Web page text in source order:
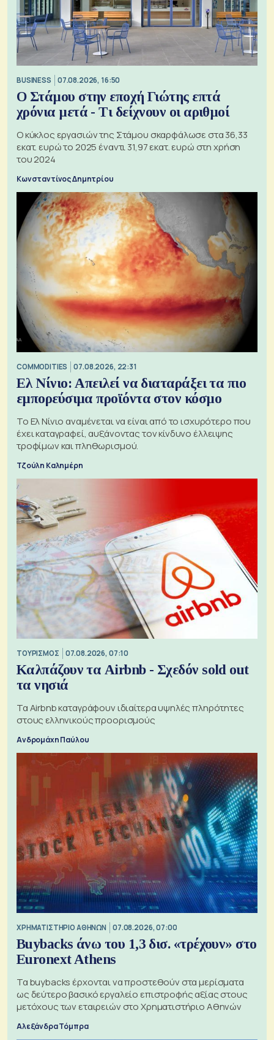
BUSINESS 07.08.2026, 16:50
Ο Στάμου στην εποχή Γιώτης επτά
χρόνια μετά - Τι δείχνουν οι αριθμοί
Ο κύκλος εργασιών της Στάμου σκαρφάλωσε στα 36,33
εκατ. ευρώ το 2025 έναντι 31,97 εκατ. ευρώ στη χρήση
του 2024
Κωνσταντίνος Δημητρίου
COMMODITIES 07.08.2026, 22:31
Ελ Νίνιο: Απειλεί να διαταράξει τα πιο
εμπορεύσιμα προϊόντα στον κόσμο
Το Ελ Νίνιο αναμένεται να είναι από το ισχυρότερο που
έχει καταγραφεί, αυξάνοντας τον κίνδυνο έλλειψης
τροφίμων και πληθωρισμού.
Τζούλη Καλημέρη
ΤΟΥΡΙΣΜΟΣ 07.08.2026, 07:10
Καλπάζουν τα Airbnb - Σχεδόν sold out
τα νησιά
Τα Airbnb καταγράφουν ιδιαίτερα υψηλές πληρότητες
στους ελληνικούς προορισμούς
Ανδρομάχη Παύλου
XΡΗΜΑΤΙΣΤΗΡΙΟ ΑΘΗΝΩΝ 07.08.2026, 07:00
Buybacks άνω του 1,3 δισ. «τρέχουν» στο
Euronext Athens
Τα buybacks έρχονται να προστεθούν στα μερίσματα
ως δεύτερο βασικό εργαλείο επιστροφής αξίας στους
μετόχους των εταιρειών στο Χρηματιστήριο Αθηνών
Αλεξάνδρα Τόμπρα